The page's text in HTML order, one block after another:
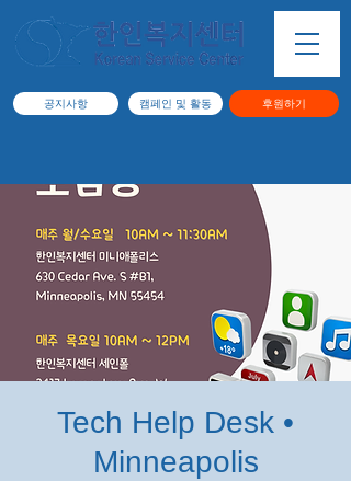
공지사항 캠페인 및 활동 후원하기
Tech Help Desk •
Minneapolis